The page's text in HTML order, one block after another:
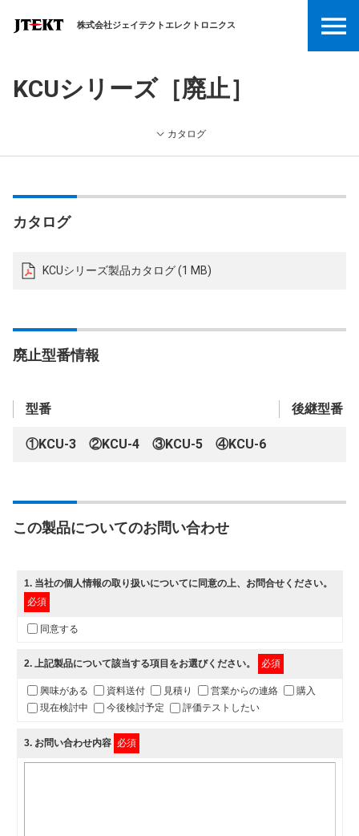
株式会社ジェイテクトエレクトロニクス
KCUシリーズ［廃止］
カタログ
カタログ
KCUシリーズ製品カタログ (1 MB)
廃止型番情報
型番 後継型番
①KCU-3 ②KCU-4 ③KCU-5 ④KCU-6
この製品についてのお問い合わせ
1. 当社の個人情報の取り扱いについてに同意の上、お問合せください。
必須
同意する
2. 上記製品について該当する項目をお選びください。 必須
興味がある 資料送付 見積り 営業からの連絡
購入
現在検討中
今後検討予定 評価テストしたい
3. お問い合わせ内容 必須